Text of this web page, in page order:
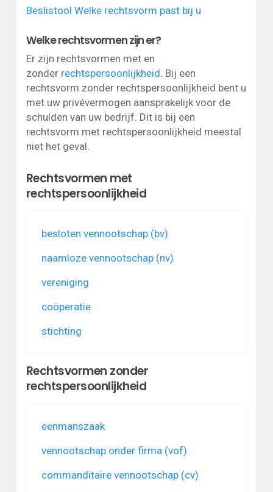
Beslistool Welke rechtsvorm past bij u
Welke rechtsvormen zijn er?
Er zijn rechtsvormen met en
zonder rechtspersoonlijkheid . Bij een
rechtsvorm zonder rechtspersoonlijkheid bent u
met uw privévermogen aansprakelijk voor de
schulden van uw bedrijf. Dit is bij een
rechtsvorm met rechtspersoonlijkheid meestal
niet het geval.
Rechtsvormen met
rechtspersoonlijkheid
besloten vennootschap (bv)
naamloze vennootschap (nv)
vereniging
coöperatie
stichting
Rechtsvormen zonder
rechtspersoonlijkheid
eenmanszaak
vennootschap onder firma (vof)
commanditaire vennootschap (cv)